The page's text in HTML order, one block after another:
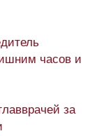
часов и
за